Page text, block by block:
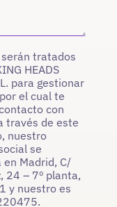
tratados
HEADS
para gestionar
el cual te
con
través de este
nuestro
se
Madrid, C/
24 – 7º planta,
y nuestro es